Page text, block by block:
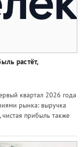
растёт,
квартал 2026 года
рынка: выручка
прибыль также